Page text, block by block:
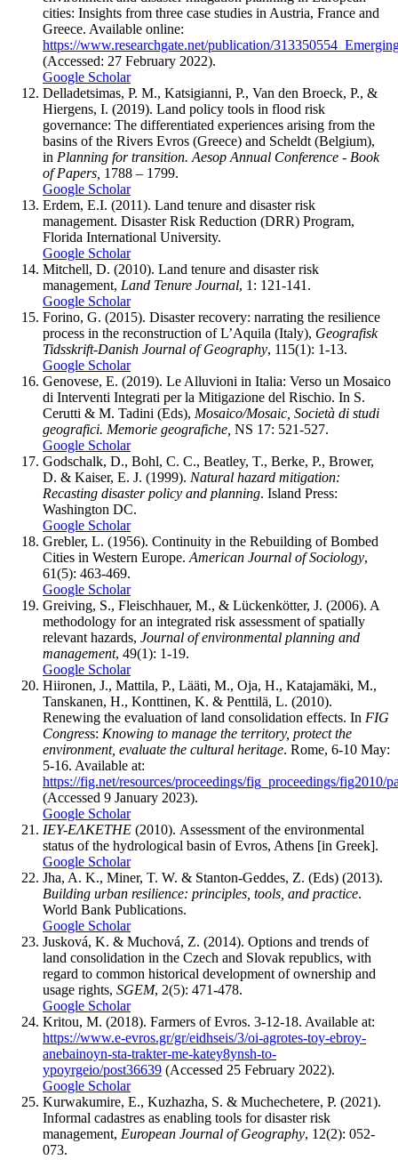
cities: Insights from three case studies in Austria, France and
Greece. Available online:
https://www.researchgate.net/publication/
(Accessed: 27 February 2022).
Google Scholar
Delladetsimas, P. M., Katsigianni, P., Van den Broeck, P., &
Hiergens, I. (2019). Land policy tools in flood risk
governance: The differentiated experiences arising from the
basins of the Rivers Evros (Greece) and Scheldt (Belgium),
in Planning for transition. Aesop Annual Conference - Book
of Papers, 1788 – 1799.
Google Scholar
Erdem, E.I. (2011). Land tenure and disaster risk
management. Disaster Risk Reduction (DRR) Program,
Florida International University.
Google Scholar
Mitchell, D. (2010). Land tenure and disaster risk
management, Land Tenure Journal, 1: 121-141.
Google Scholar
Forino, G. (2015). Disaster recovery: narrating the resilience
process in the reconstruction of L’Aquila (Italy), Geografisk
Tidsskrift-Danish Journal of Geography, 115(1): 1-13.
Google Scholar
Genovese, E. (2019). Le Alluvioni in Italia: Verso un Mosaico
di Interventi Integrati per la Mitigazione del Rischio. In S.
Cerutti & M. Tadini (Eds), Mosaico/Mosaic, Società di studi
geografici. Memorie geografiche, NS 17: 521-527.
Google Scholar
Godschalk, D., Bohl, C. C., Beatley, T., Berke, P., Brower,
D. & Kaiser, E. J. (1999). Natural hazard mitigation:
Recasting disaster policy and planning. Island Press:
Washington DC.
Google Scholar
Grebler, L. (1956). Continuity in the Rebuilding of Bombed
Cities in Western Europe.American Journal of Sociology,
61(5): 463-469.
Google Scholar
Greiving, S., Fleischhauer, M., & Lückenkötter, J. (2006). A
methodology for an integrated risk assessment of spatially
relevant hazards, Journal of environmental planning and
management, 49(1): 1-19.
Google Scholar
Hiironen, J., Mattila, P., Lääti, M., Oja, H., Katajamäki, M.,
Tanskanen, H., Konttinen, K. & Penttilä, L. (2010).
Renewing the evaluation of land consolidation effects. In FIG
Congress: Knowing to manage the territory, protect the
environment, evaluate the cultural heritage. Rome, 6-10 May:
5-16. Available at:
https://fig.net/resources/proceedings/fig_proceedings/fig2010/
(Accessed 9 January 2023).
Google Scholar
ΙΕΥ-ΕΛΚΕΤΗΕ (2010). Assessment of the environmental
status of the hydrological basin of Evros, Athens [in Greek].
Google Scholar
Jha, A. K., Miner, T. W. & Stanton-Geddes, Z. (Eds) (2013).
Building urban resilience: principles, tools, and practice.
World Bank Publications.
Google Scholar
Jusková, K. & Muchová, Z. (2014). Options and trends of
land consolidation in the Czech and Slovak republics, with
regard to common historical development of ownership and
usage rights, SGEM, 2(5): 471-478.
Google Scholar
Kritou, M. (2018). Farmers of Evros. 3-12-18. Available at:
https://www.e-evros.gr/gr/eidhseis/3/oi-agrotes-toy-ebroy-
anebainoyn-sta-trakter-me-katey8ynsh-to-
ypoyrgeio/post36639 (Accessed 25 February 2022).
Google Scholar
Kurwakumire, E., Kuzhazha, S. & Muchechetere, P. (2021).
Informal cadastres as enabling tools for disaster risk
management, European Journal of Geography, 12(2): 052-
073.